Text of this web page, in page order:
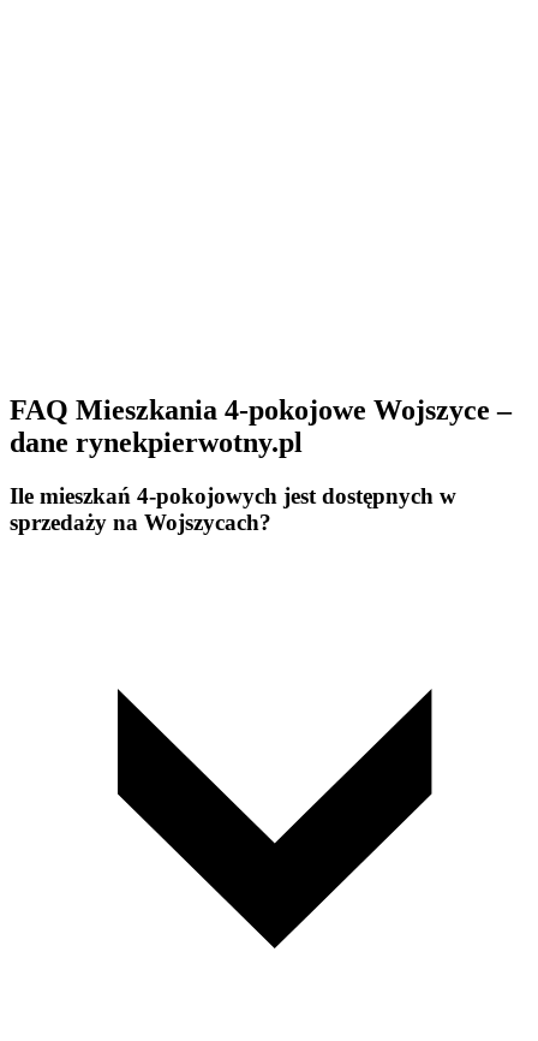
FAQ Mieszkania 4-pokojowe Wojszyce –
dane rynekpierwotny.pl
Ile mieszkań 4-pokojowych jest dostępnych w
sprzedaży na Wojszycach?